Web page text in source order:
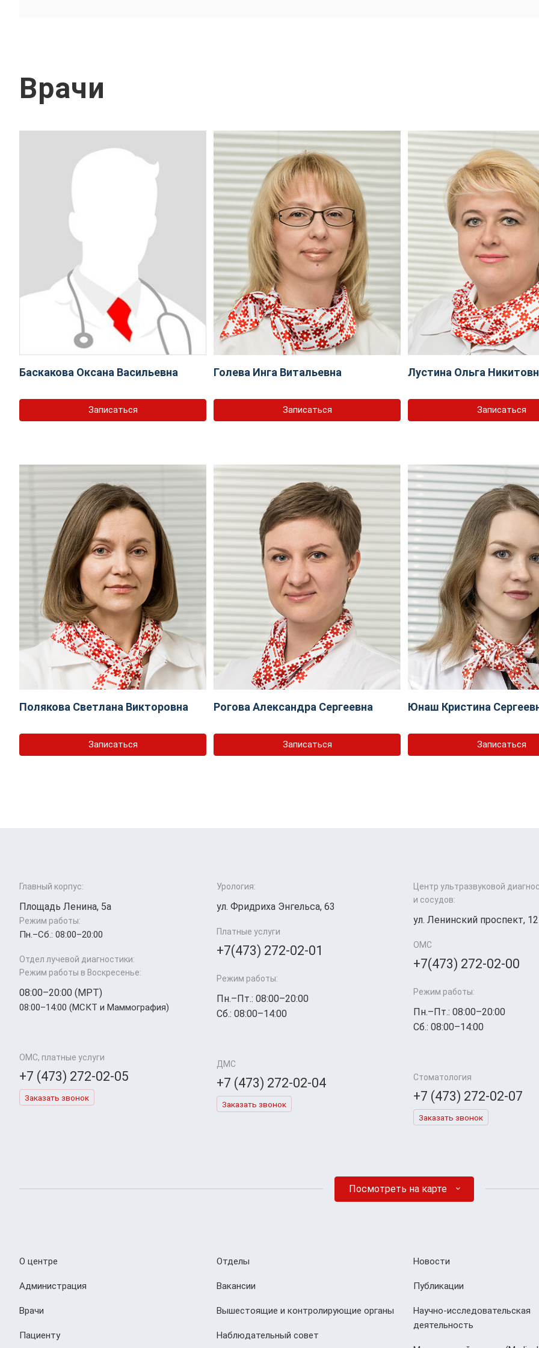
Врачи
Баскакова Оксана Васильевна
Записаться
Голева Инга Витальевна
Записаться
Лустина Ольга
Записаться
Полякова Светлана Викторовна
Записаться
Рогова Александра Сергеевна
Записаться
Юнаш Кристина
Записаться
Главный корпус:
Площадь Ленина, 5а
Режим работы:
Пн.–Cб.: 08:00–20:00
Отдел лучевой диагностики:
Режим работы в Воскресенье:
08:00–20:00 (МРТ)
08:00–14:00 (МСКТ и Маммография)
ОМС, платные услуги
+7 (473) 272-02-05
Заказать звонок
Урология:
ул. Фридриха Энгельса, 63
Платные услуги
+7(473) 272-02-01
Режим работы:
Пн.–Пт.: 08:00–20:00
Сб.: 08:00–14:00
ДМС
+7 (473) 272-02-04
Заказать звонок
Центр ультразвуковой
и сосудов:
ул. Ленинский проспект, 12
ОМС
+7(473) 272-02-00
Режим работы:
Пн.–Пт.: 08:00–20:00
Сб.: 08:00–14:00
Стоматология
+7 (473) 272-02-07
Заказать звонок
Посмотреть на карте
О центре
Администрация
Врачи
Пациенту
Отделы
Вакансии
Вышестоящие и контролирующие органы
Наблюдательный совет
Новости
Публикации
Научно-исследовательская
деятельность